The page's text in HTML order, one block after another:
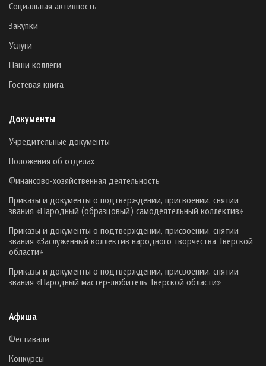
Социальная активность
Закупки
Услуги
Наши коллеги
Гостевая книга
Документы
Учредительные документы
Положения об отделах
Финансово-хозяйственная деятельность
Приказы и документы о подтверждении, присвоении, снятии
звания «Народный (образцовый) самодеятельный коллектив»
Приказы и документы о подтверждении, присвоении, снятии
звания «Заслуженный коллектив народного творчества Тверской
области»
Приказы и документы о подтверждении, присвоении, снятии
звания «Народный мастер-любитель Тверской области»
Афиша
Фестивали
Конкурсы